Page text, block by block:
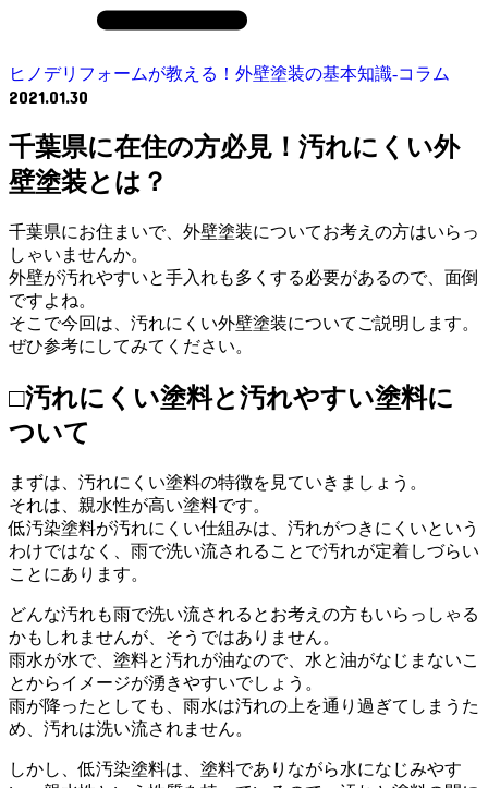
ヒノデリフォームが教える！外壁塗装の基本知識‐コラム
2021.01.30
千葉県に在住の方必見！汚れにくい外
壁塗装とは？
千葉県にお住まいで、外壁塗装についてお考えの方はいらっ
しゃいませんか。
外壁が汚れやすいと手入れも多くする必要があるので、面倒
ですよね。
そこで今回は、汚れにくい外壁塗装についてご説明します。
ぜひ参考にしてみてください。
□汚れにくい塗料と汚れやすい塗料に
ついて
まずは、汚れにくい塗料の特徴を見ていきましょう。
それは、親水性が高い塗料です。
低汚染塗料が汚れにくい仕組みは、汚れがつきにくいという
わけではなく、雨で洗い流されることで汚れが定着しづらい
ことにあります。
どんな汚れも雨で洗い流されるとお考えの方もいらっしゃる
かもしれませんが、そうではありません。
雨水が水で、塗料と汚れが油なので、水と油がなじまないこ
とからイメージが湧きやすいでしょう。
雨が降ったとしても、雨水は汚れの上を通り過ぎてしまうた
め、汚れは洗い流されません。
しかし、低汚染塗料は、塗料でありながら水になじみやす